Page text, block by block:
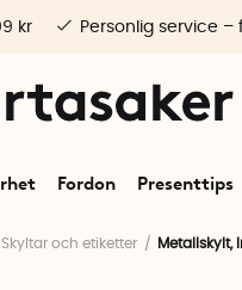
Fordon Presenttips
kr Personlig service
Skyltar och etiketter Metallskylt,